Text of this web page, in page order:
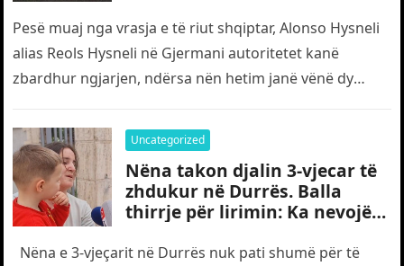
Pesë muaj nga vrasja e të riut shqiptar, Alonso Hysneli
alias Reols Hysneli në Gjermani autoritetet kanë
zbardhur ngjarjen, ndërsa nën hetim janë vënë dy
Uncategorized
Nëna takon djalin 3-vjecar të
zhdukur në Durrës. Balla
thirrje për lirimin: Ka nevojë
Nëna e 3-vjeçarit në Durrës nuk pati shumë për të